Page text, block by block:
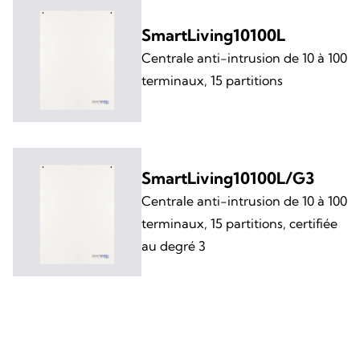
SmartLiving10100L
Centrale anti-intrusion de 10 à 100
terminaux, 15 partitions
SmartLiving10100L/G3
Centrale anti-intrusion de 10 à 100
terminaux, 15 partitions, certifiée
au degré 3